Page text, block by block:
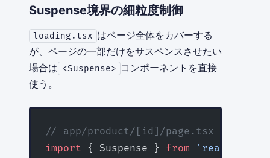
Suspense境界の細粒度制御
loading.tsx はページ全体をカバーする
が、ページの一部だけをサスペンスさせたい
場合は <Suspense> コンポーネントを直接
使う。
// app/product/[id]/page.tsx
import { Suspense } from 'react'